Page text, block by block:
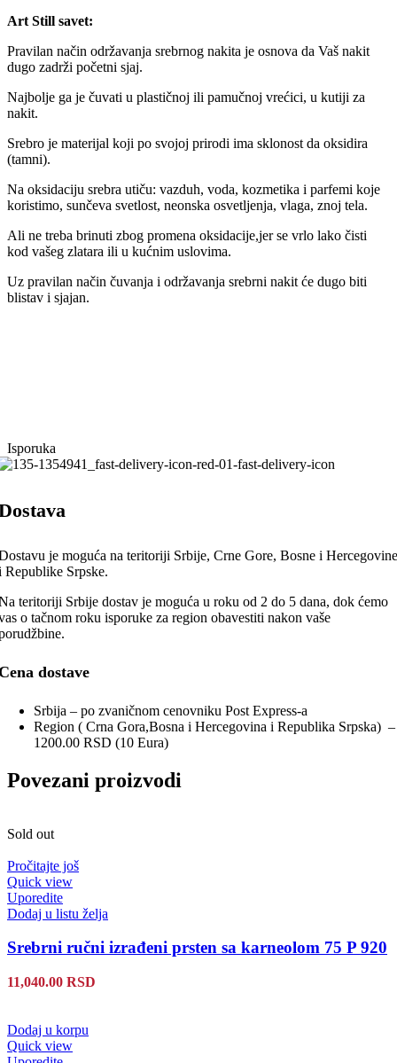
Art Still savet:
Pravilan način održavanja srebrnog nakita je osnova da Vaš nakit
dugo zadrži početni sjaj.
Najbolje ga je čuvati u plastičnoj ili pamučnoj vrećici, u kutiji za
nakit.
Srebro je materijal koji po svojoj prirodi ima sklonost da oksidira
(tamni).
Na oksidaciju srebra utiču: vazduh, voda, kozmetika i parfemi koje
koristimo, sunčeva svetlost, neonska osvetljenja, vlaga, znoj tela.
Ali ne treba brinuti zbog promena oksidacije,jer se vrlo lako čisti
kod vašeg zlatara ili u kućnim uslovima.
Uz pravilan način čuvanja i održavanja srebrni nakit će dugo biti
blistav i sjajan.
Isporuka
je moguća na teritoriji Srbije, Crne Gore, Bosne i Hercegovine
Republike Srpske.
teritoriji Srbije dostav je moguća u roku od 2 do 5 dana, dok ćemo
o tačnom roku isporuke za region obavestiti nakon vaše
dostave
Srbija – po zvaničnom cenovniku Post Express-a
Region ( Crna Gora,Bosna i Hercegovina i Republika Srpska) –
1200.00 RSD (10 Eura)
Povezani proizvodi
Sold out
Pročitajte još
Quick view
Uporedite
Dodaj u listu želja
Srebrni ručni izrađeni prsten sa karneolom 75 P 920
11,040.00 RSD
Dodaj u korpu
Quick view